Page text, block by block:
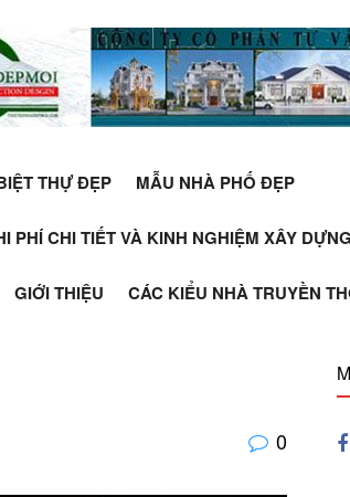
THỰ ĐẸP MẪU NHÀ PHỐ ĐẸP
CHI TIẾT VÀ KINH NGHIỆM XÂY
GIỚI THIỆU CÁC KIỂU NHÀ TRUYỀN
0